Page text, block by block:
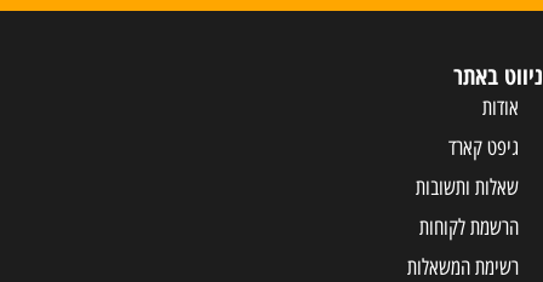
ניווט באתר
אודות
גיפט קארד
שאלות ותשובות
הרשמת לקוחות
רשימת המשאלות